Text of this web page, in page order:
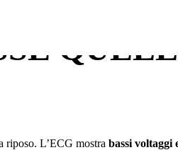
riposo. L’ECG mostra bassi voltaggi